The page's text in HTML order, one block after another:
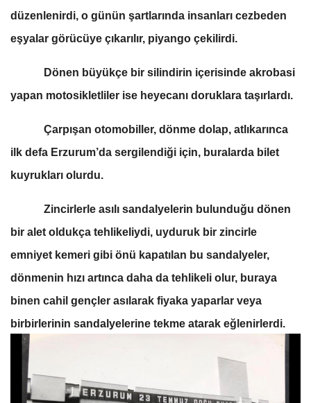
düzenlenirdi, o günün şartlarında insanları cezbeden
eşyalar görücüye çıkarılır, piyango çekilirdi.
Dönen büyükçe bir silindirin içerisinde akrobasi
yapan motosikletliler ise heyecanı doruklara taşırlardı.
Çarpışan otomobiller, dönme dolap, atlıkarınca
ilk defa Erzurum’da sergilendiği için, buralarda bilet
kuyrukları olurdu.
Zincirlerle asılı sandalyelerin bulunduğu dönen
bir alet oldukça tehlikeliydi, uyduruk bir zincirle
emniyet kemeri gibi önü kapatılan bu sandalyeler,
dönmenin hızı artınca daha da tehlikeli olur, buraya
binen cahil gençler asılarak fiyaka yaparlar veya
birbirlerinin sandalyelerine tekme atarak eğlenirlerdi.